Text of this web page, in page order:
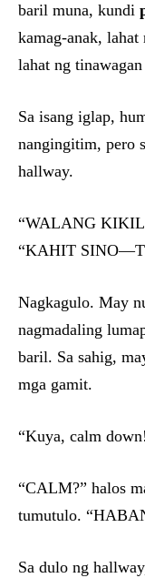
baril muna, kundi
kamag-anak,
lahat ng
Sa isang iglap,
nangingitim, pero
hallway.
“WALANG
“KAHIT
Nagkagulo. May
nagmadaling
baril. Sa sahig,
mga gamit.
“Kuya, calm
“CALM?” halos
tumutulo.
Sa dulo ng